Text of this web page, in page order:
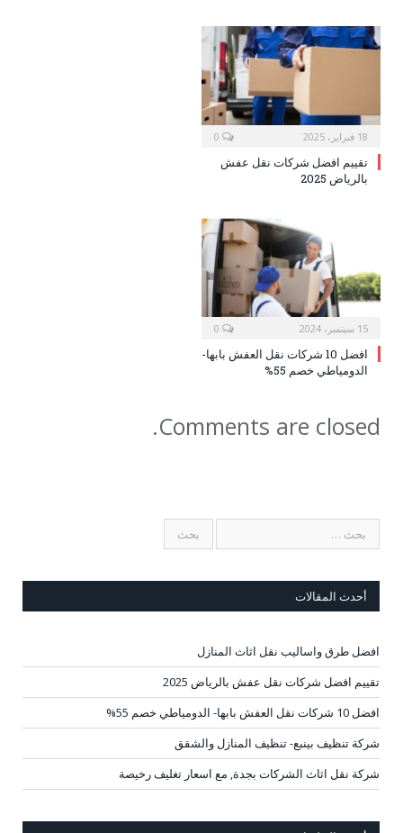
18 فبراير، 2025
تقييم افضل شركات نقل عفش
بالرياض 2025
15 سبتمبر، 2024
افضل 10 شركات نقل العفش بابها-
الدومياطي خصم 55%
Comments are closed.
أحدث المقالات
افضل طرق واساليب نقل اثاث المنازل
تقييم افضل شركات نقل عفش بالرياض 2025
افضل 10 شركات نقل العفش بابها- الدومياطي خصم 55%
شركة تنظيف بينبع- تنظيف المنازل والشقق
شركة نقل اثاث الشركات بجدة, مع اسعار تغليف رخيصة